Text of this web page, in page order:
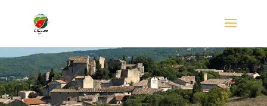
Démarches Administratives